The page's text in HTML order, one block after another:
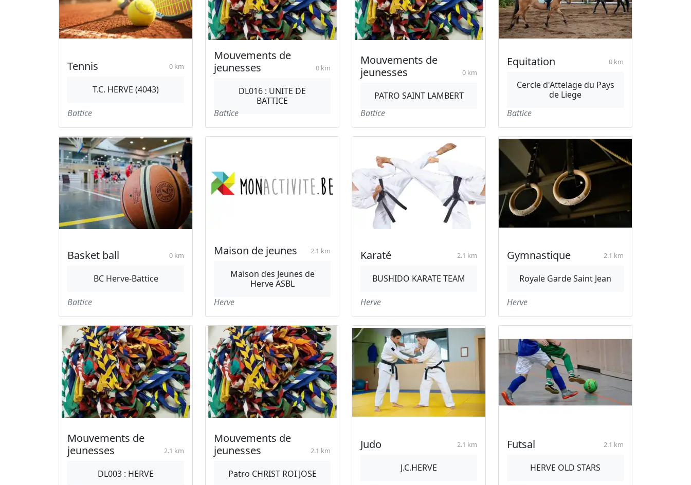
Tennis 0 km
T.C. HERVE (4043)
Battice
Mouvements de
jeunesses
0 km
DL016 : UNITE DE
BATTICE
Battice
Mouvements de
jeunesses
0 km
PATRO SAINT LAMBERT
Battice
Equitation 0 km
Cercle d'Attelage du Pays
de Liege
Battice
Basket ball 0 km
BC Herve-Battice
Battice
Maison de jeunes 2.1 km
Maison des Jeunes de
Herve ASBL
Herve
Karaté 2.1 km
BUSHIDO KARATE TEAM
Herve
Gymnastique 2.1 km
Royale Garde Saint Jean
Herve
Mouvements de
jeunesses
2.1 km
DL003 : HERVE
Mouvements de
jeunesses
2.1 km
Patro CHRIST ROI JOSE
Judo 2.1 km
J.C.HERVE
Futsal 2.1 km
HERVE OLD STARS